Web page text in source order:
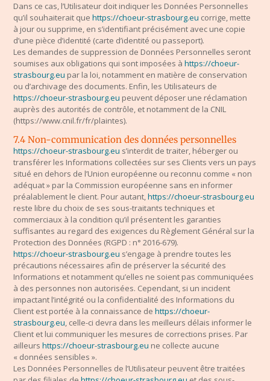
Dans ce cas, l’Utilisateur doit indiquer les Données Personnelles
qu’il souhaiterait quehttps://choeur-strasbourg.eu corrige, mette
à jour ou supprime, en s’identifiant précisément avec une copie
d’une pièce d’identité (carte d’identité ou passeport).
Les demandes de suppression de Données Personnelles seront
soumises aux obligations qui sont imposées àhttps://choeur-
strasbourg.eu par la loi, notamment en matière de conservation
ou d’archivage des documents. Enfin, les Utilisateurs de
https://choeur-strasbourg.eu peuvent déposer une réclamation
auprès des autorités de contrôle, et notamment de la CNIL
(https://www.cnil.fr/fr/plaintes).
7.4 Non-communication des données personnelles
https://choeur-strasbourg.eu s’interdit de traiter, héberger ou
transférer les Informations collectées sur ses Clients vers un pays
situé en dehors de l’Union européenne ou reconnu comme « non
adéquat » par la Commission européenne sans en informer
préalablement le client. Pour autant,https://choeur-strasbourg.eu
reste libre du choix de ses sous-traitants techniques et
commerciaux à la condition qu’il présentent les garanties
suffisantes au regard des exigences du Règlement Général sur la
Protection des Données (RGPD : n° 2016-679).
https://choeur-strasbourg.eu s’engage à prendre toutes les
précautions nécessaires afin de préserver la sécurité des
Informations et notamment qu’elles ne soient pas communiquées
à des personnes non autorisées. Cependant, si un incident
impactant l’intégrité ou la confidentialité des Informations du
Client est portée à la connaissance dehttps://choeur-
strasbourg.eu, celle-ci devra dans les meilleurs délais informer le
Client et lui communiquer les mesures de corrections prises. Par
ailleurshttps://choeur-strasbourg.eu ne collecte aucune
« données sensibles ».
Les Données Personnelles de l’Utilisateur peuvent être traitées